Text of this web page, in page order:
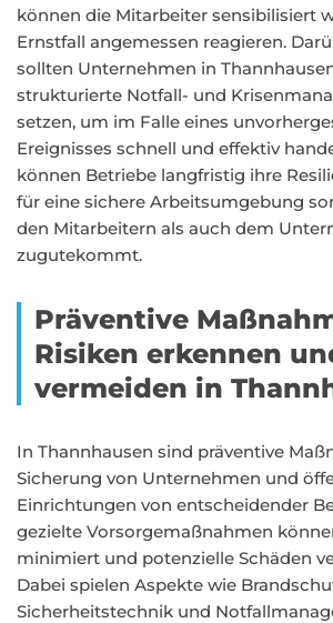
können die Mitarbeiter sensibilisiert
Ernstfall angemessen reagieren.
sollten Unternehmen in
strukturierte Notfall- und
setzen, um im Falle eines
Ereignisses schnell und effektiv
können Betriebe langfristig ihre
für eine sichere Arbeitsumgebung
den Mitarbeitern als auch dem
zugutekommt.
Präventive
Risiken erkennen
vermeiden in
In Thannhausen sind präventive
Sicherung von Unternehmen und
Einrichtungen von entscheidender
gezielte Vorsorgemaßnahmen
minimiert und potenzielle Schäden
Dabei spielen Aspekte wie
Sicherheitstechnik und